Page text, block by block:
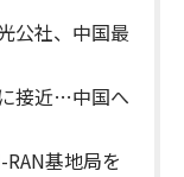
公社、中国最
接近…中国へ
基地局を